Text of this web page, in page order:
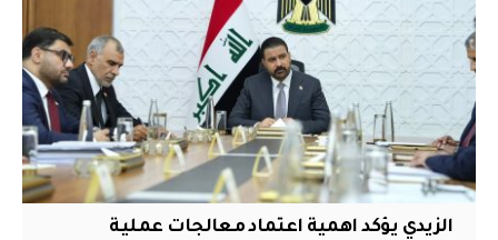
الزيدي يؤكد اهمية اعتماد معالجات عملية